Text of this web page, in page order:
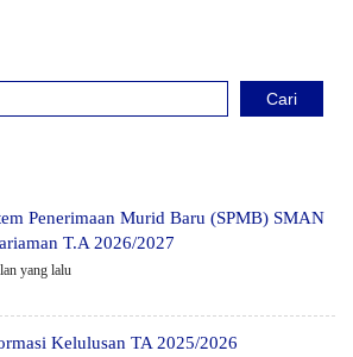
Cari
Penerimaan Murid Baru (SPMB) SMAN
T.A 2026/2027
yang lalu
Kelulusan TA 2025/2026